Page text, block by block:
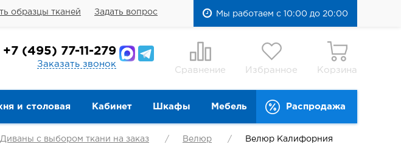
образцы тканей Задать вопрос Мы работаем с 10:00 до 20:00
+7 (495) 77-11-279
Заказать звонок
Сравнение Избранное Корзина
и столовая Кабинет Шкафы Мебель Распродажа
Диваны с выбором ткани на заказ Велюр Велюр Калифорния